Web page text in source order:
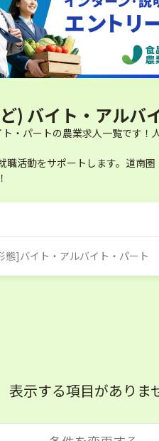
) バイト・アルバ
・パートの農業求人一覧です
活動をサポートします。道南
]バイト・アルバイト・パート
表示する項目がありま